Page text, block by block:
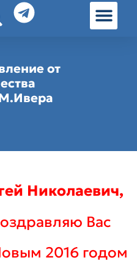
от
Николаевич,
Вас
2016 годом